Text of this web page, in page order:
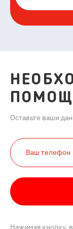
Оставьте ваши
Нажимая кнопку,